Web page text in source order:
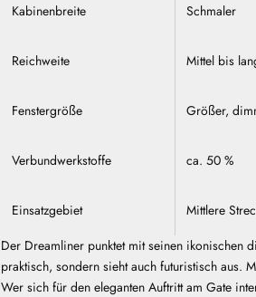
Kabinenbreite Schmaler
Reichweite Mittel bis
Fenstergröße Größer,
Verbundwerkstoffe ca. 50 %
Einsatzgebiet Mittlere
Der Dreamliner punktet mit seinen ikonischen
praktisch, sondern sieht auch futuristisch aus.
Wer sich für den eleganten Auftritt am Gate